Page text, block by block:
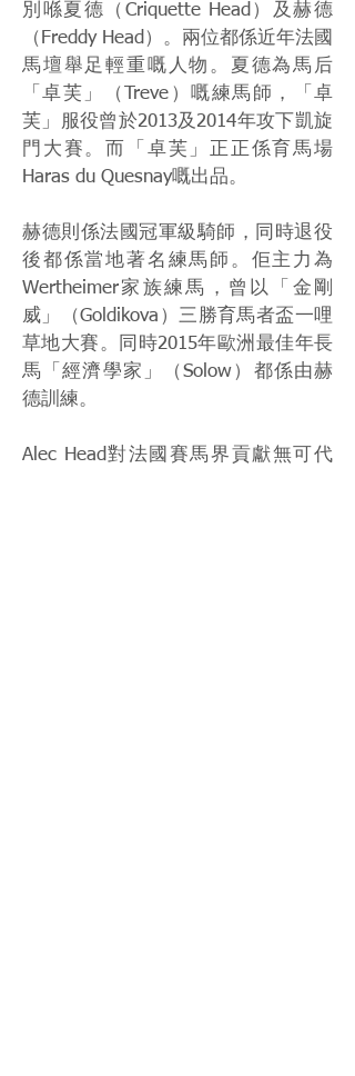
別喺夏德（Criquette Head）及赫德
（Freddy Head）。兩位都係近年法國
馬壇舉足輕重嘅人物。夏德為馬后
「卓芙」（Treve）嘅練馬師，「卓
芙」服役曾於2013及2014年攻下凱旋
門大賽。而「卓芙」正正係育馬場
Haras du Quesnay嘅出品。
赫德則係法國冠軍級騎師，同時退役
後都係當地著名練馬師。佢主力為
Wertheimer家族練馬，曾以「金剛
威」（Goldikova）三勝育馬者盃一哩
草地大賽。同時2015年歐洲最佳年長
馬「經濟學家」（Solow）都係由赫
德訓練。
Alec Head對法國賽馬界貢獻無可代